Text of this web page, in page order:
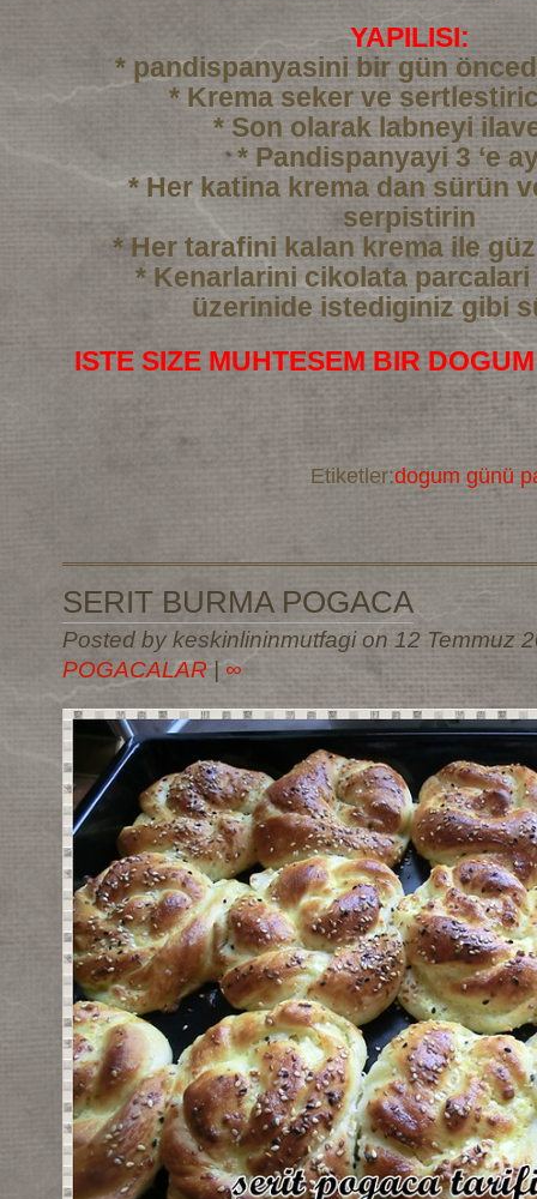
YAPILISI:
* pandispanyasini bir gün
* Krema seker ve
* Son olarak labneyi
* Pandispanyayi 3 ‘e
* Her katina krema dan sürün
serpistirin
* Her tarafini kalan krema ile
* Kenarlarini cikolata
üzerinide istediginiz gibi
ISTE SIZE MUHTESEM BIR
Etiketler:dogum günü
SERIT BURMA POGACA
Posted by keskinlininmutfagi on 12 Temmuz
POGACALAR |∞